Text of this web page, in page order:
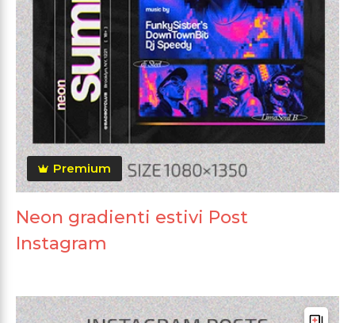
Premium
Neon gradienti estivi Post
Instagram